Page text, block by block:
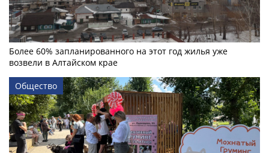
Более 60% запланированного на этот год жилья уже
возвели в Алтайском крае
Общество